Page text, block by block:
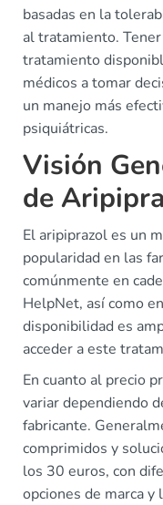
basadas en la
al tratamiento.
tratamiento
médicos a tomar
un manejo más
psiquiátricas.
Visión
de
El aripiprazol es un
popularidad en las
comúnmente en
HelpNet, así como
disponibilidad es
acceder a este
En cuanto al precio
variar dependiendo
fabricante.
comprimidos y
los 30 euros, con
opciones de marca y